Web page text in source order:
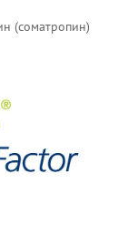
(соматропин)